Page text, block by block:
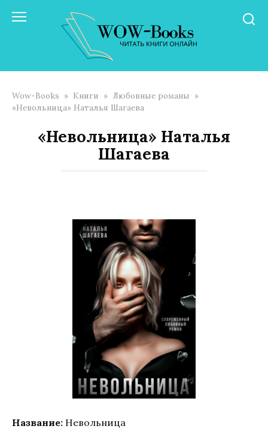
Wow-Books » Книги » Любовные романы »
«Невольница» Наталья Шагаева
«Невольница» Наталья
Шагаева
Название: Невольница